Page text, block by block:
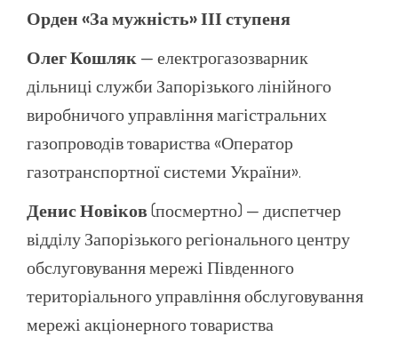
Орден «За мужність» ІІІ ступеня
Олег Кошляк — електрогазозварник
дільниці служби Запорізького лінійного
виробничого управління магістральних
газопроводів товариства «Оператор
газотранспортної системи України».
Денис Новіков(посмертно) — диспетчер
відділу Запорізького регіонального центру
обслуговування мережі Південного
територіального управління обслуговування
мережі акціонерного товариства